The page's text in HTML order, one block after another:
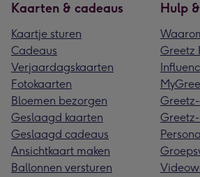
Kaarten & cadeaus
Kaartje sturen
Cadeaus
Verjaardagskaarten
Fotokaarten
Bloemen bezorgen
Geslaagd kaarten
Geslaagd cadeaus
Ansichtkaart maken
Ballonnen versturen
Hulp
Greetz